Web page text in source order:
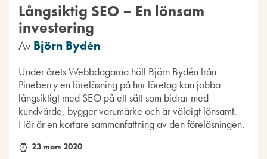
Långsiktig SEO – En lönsam
investering
Av Björn Bydén
Under årets Webbdagarna höll Björn Bydén från
Pineberry en föreläsning på hur företag kan jobba
långsiktigt med SEO på ett sätt som bidrar med
kundvärde, bygger varumärke och är väldigt lönsamt.
Här är en kortare sammanfattning av den föreläsningen.
23 mars 2020